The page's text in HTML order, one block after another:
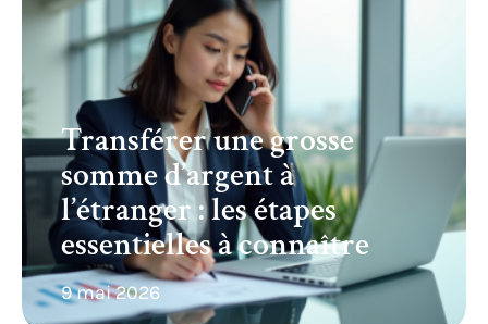
Transférer une grosse
somme d’argent à
l’étranger : les étapes
essentielles à connaître
9 mai 2026